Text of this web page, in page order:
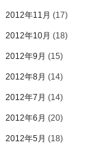
2012年11月 (17)
2012年10月 (18)
2012年9月 (15)
2012年8月 (14)
2012年7月 (14)
2012年6月 (20)
2012年5月 (18)